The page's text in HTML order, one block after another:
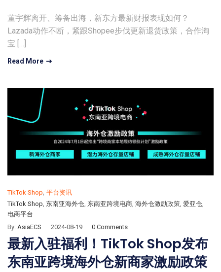
董宇辉离开、筹备出海，新东方最新财报表现如何？
Lazada动作不断，紧跟Shopee步伐更新退货政策，合作淘
宝 […]
Read More
TikTok Shop, 平台资讯
TikTok Shop, 东南亚海外仓, 东南亚跨境电商, 海外仓激励政策, 爱亚仓,
电商平台
By: AsiaECS 2024-08-19 0 Comments
最新入驻福利！TikTok Shop发布
东南亚跨境海外仓新商家激励政策